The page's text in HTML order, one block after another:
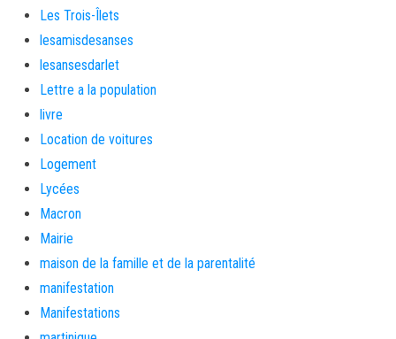
Les Trois-Îlets
lesamisdesanses
lesansesdarlet
Lettre a la population
livre
Location de voitures
Logement
Lycées
Macron
Mairie
maison de la famille et de la parentalité
manifestation
Manifestations